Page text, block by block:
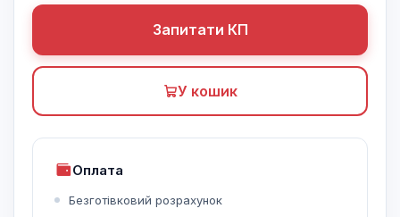
Запитати КП
У кошик
Оплата
Безготівковий розрахунок